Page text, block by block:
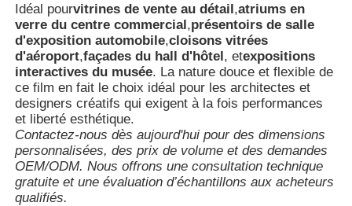
Idéal pourvitrines de vente au détail,atriums en
verre du centre commercial,présentoirs de salle
d'exposition automobile,cloisons vitrées
d'aéroport,façades du hall d'hôtel, etexpositions
interactives du musée. La nature douce et flexible de
ce film en fait le choix idéal pour les architectes et
designers créatifs qui exigent à la fois performances
et liberté esthétique.
Contactez-nous dès aujourd'hui pour des dimensions
personnalisées, des prix de volume et des demandes
OEM/ODM. Nous offrons une consultation technique
gratuite et une évaluation d’échantillons aux acheteurs
qualifiés.